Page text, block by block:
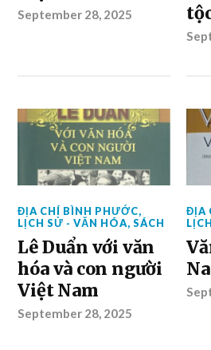
September 28, 2025
ĐỊA CHÍ BÌNH PHƯỚC,
LỊCH SỬ - VĂN HÓA,SÁCH
Lê Duẩn với văn
hóa và con người
Việt Nam
September 28, 2025
ĐỊA